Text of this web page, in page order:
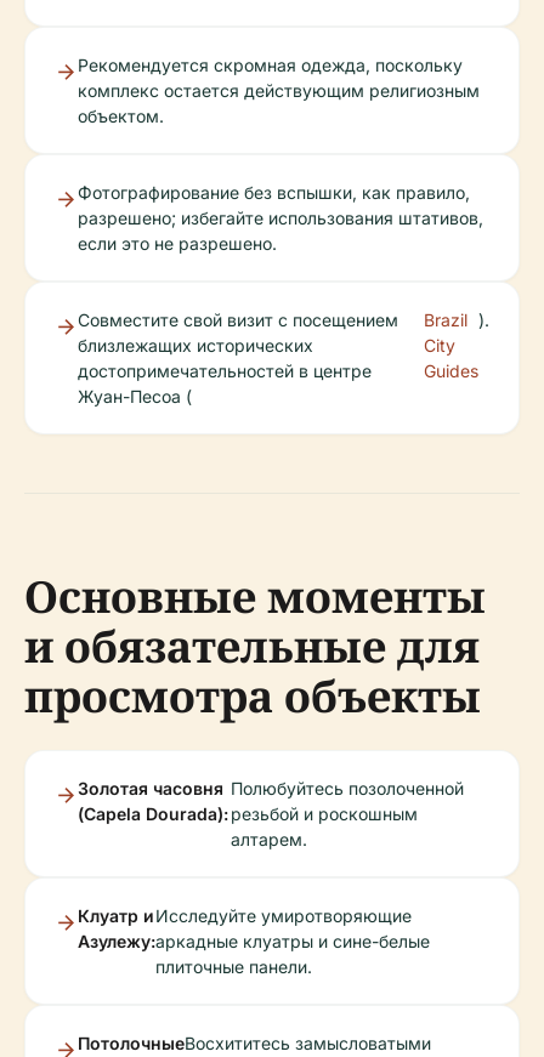
Рекомендуется скромная одежда, поскольку
комплекс остается действующим религиозным
объектом.
Фотографирование без вспышки, как правило,
разрешено; избегайте использования штативов,
если это не разрешено.
Совместите свой визит с посещением
близлежащих исторических
достопримечательностей в центре
Жуан-Песоа (
Brazil
City
Guides
).
Основные моменты
и обязательные для
просмотра объекты
Золотая часовня
(Capela Dourada):
Полюбуйтесь позолоченной
резьбой и роскошным
алтарем.
Клуатр и
Азулежу:
Исследуйте умиротворяющие
аркадные клуатры и сине-белые
плиточные панели.
ПотолочныеВосхититесь замысловатыми